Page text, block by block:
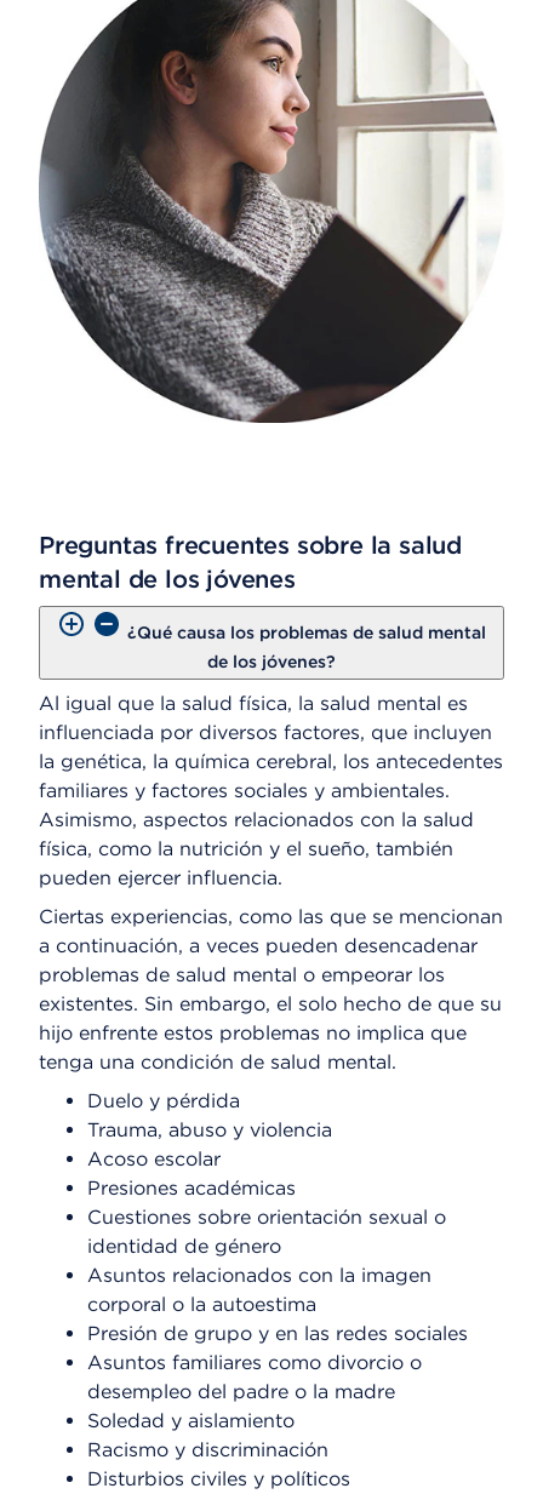
Preguntas frecuentes sobre la salud
mental de los jóvenes
¿Qué causa los problemas de salud mental
de los jóvenes?
Al igual que la salud física, la salud mental es
influenciada por diversos factores, que incluyen
la genética, la química cerebral, los antecedentes
familiares y factores sociales y ambientales.
Asimismo, aspectos relacionados con la salud
física, como la nutrición y el sueño, también
pueden ejercer influencia.
Ciertas experiencias, como las que se mencionan
a continuación, a veces pueden desencadenar
problemas de salud mental o empeorar los
existentes. Sin embargo, el solo hecho de que su
hijo enfrente estos problemas no implica que
tenga una condición de salud mental.
Duelo y pérdida
Trauma, abuso y violencia
Acoso escolar
Presiones académicas
Cuestiones sobre orientación sexual o
identidad de género
Asuntos relacionados con la imagen
corporal o la autoestima
Presión de grupo y en las redes sociales
Asuntos familiares como divorcio o
desempleo del padre o la madre
Soledad y aislamiento
Racismo y discriminación
Disturbios civiles y políticos